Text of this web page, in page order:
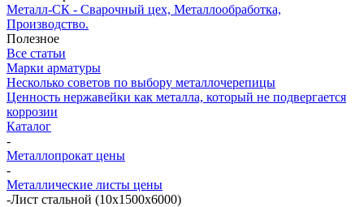
Металл-СК - Сварочный цех, Металлообработка,
Производство.
Полезное
Все статьи
Марки арматуры
Несколько советов по выбору металлочерепицы
Ценность нержавейки как металла, который не подвергается
коррозии
Каталог
-
Металлопрокат цены
-
Металлические листы цены
-Лист стальной (10х1500х6000)